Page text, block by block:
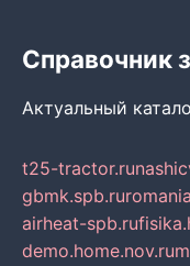
Справочник
Актуальный
t25-tractor.ru
gbmk.spb.ru
airheat-spb.ru
demo.home.nov.ru